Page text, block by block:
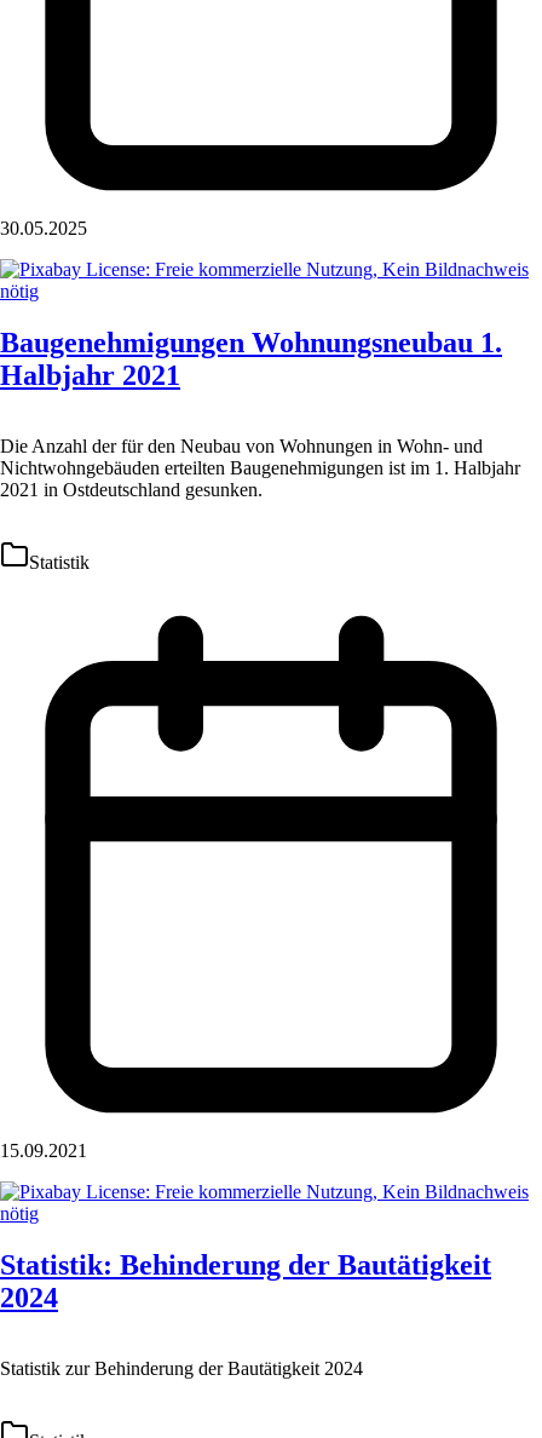
30.05.2025
Baugenehmigungen Wohnungsneubau 1.
Halbjahr 2021
Die Anzahl der für den Neubau von Wohnungen in Wohn- und
Nichtwohngebäuden erteilten Baugenehmigungen ist im 1. Halbjahr
2021 in Ostdeutschland gesunken.
Statistik
15.09.2021
Statistik: Behinderung der Bautätigkeit
2024
Statistik zur Behinderung der Bautätigkeit 2024